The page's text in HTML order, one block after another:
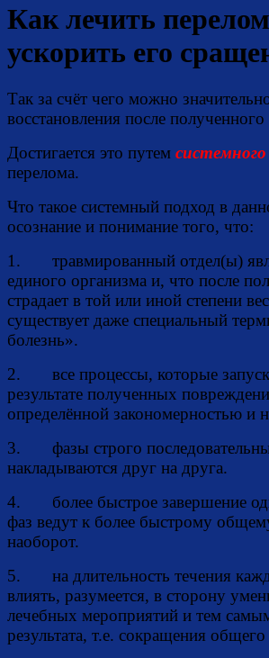
Как лечить
ускорить его
Так за счёт чего можно
восстановления после
Достигается это путем
перелома.
Что такое системный подход в
осознание и понимание того, что:
1. травмированный отдел(ы)
единого организма и, что после
страдает в той или иной степени
существует даже специальный
болезнь».
2. все процессы, которые
результате полученных
определённой закономерностью и
3. фазы строго
накладываются друг на друга.
4. более быстрое завершение
фаз ведут к более быстрому
наоборот.
5. на длительность течения
влиять, разумеется, в сторону
лечебных мероприятий и тем
результата, т.е. сокращения